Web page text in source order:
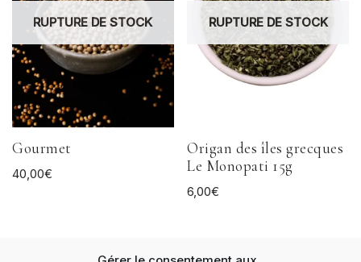
RUPTURE DE STOCK
Gourmet
40,00€
RUPTURE DE STOCK
Origan des îles grecques
Le Monopati 15g
6,00€